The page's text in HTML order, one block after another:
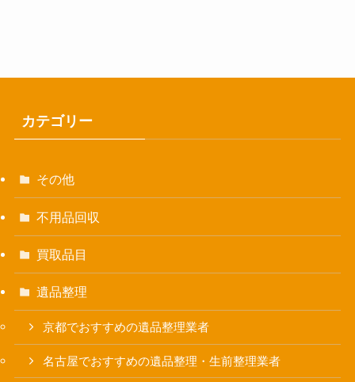
カテゴリー
その他
不用品回収
買取品目
遺品整理
京都でおすすめの遺品整理業者
名古屋でおすすめの遺品整理・生前整理業者